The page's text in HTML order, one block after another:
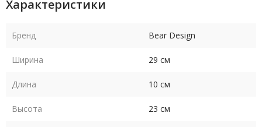
через плечо. Основное отделение закрывается на молнию, а
обеспечивают дополнительное пространство для хранения.
Размеры сумки составляют 23,5 x 28,5 x 11 см, что делает ее
достаточно вместительной для переноски всего
Характеристики
Бренд Bear Design
Ширина 29 см
Длина 10 см
Высота 23 см